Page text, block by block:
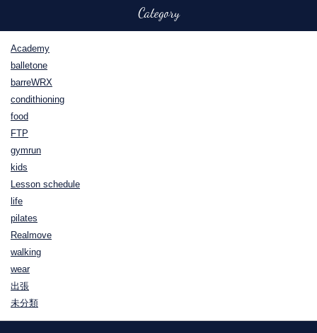
Category
Academy
balletone
barreWRX
condithioning
food
FTP
gymrun
kids
Lesson schedule
life
pilates
Realmove
walking
wear
出張
未分類